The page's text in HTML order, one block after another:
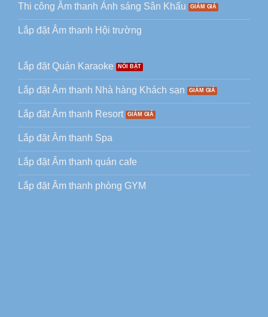
Thi công Âm thanh Ánh sáng Sân Khấu
Lắp đặt Âm thanh Hội trường
Lắp đặt Quán Karaoke
Lắp đặt Âm thanh Nhà hàng Khách sạn
Lắp đặt Âm thanh Resort
Lắp đặt Âm thanh Spa
Lắp đặt Âm thanh quán cafe
Lắp đặt Âm thanh phòng GYM